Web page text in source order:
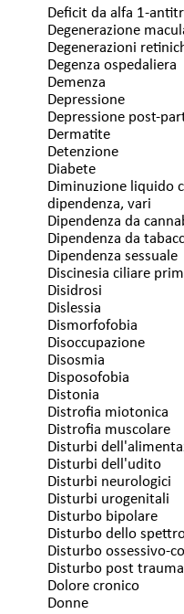
Deficit da alfa 1-
Degenerazione
Degenerazioni
Degenza ospedaliera
Demenza
Depressione
Depressione post-
Dermatite
Detenzione
Diabete
Diminuzione liquido
dipendenza, vari
Dipendenza da
Dipendenza da
Dipendenza sessuale
Discinesia ciliare
Disidrosi
Dislessia
Dismorfofobia
Disoccupazione
Disosmia
Disposofobia
Distonia
Distrofia miotonica
Distrofia muscolare
Disturbi
Disturbi dell'udito
Disturbi neurologici
Disturbi urogenitali
Disturbo bipolare
Disturbo dello
Disturbo ossessivo-
Disturbo post
Dolore cronico
Donne